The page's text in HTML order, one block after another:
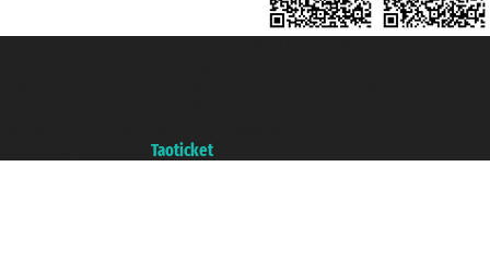
Taoticket